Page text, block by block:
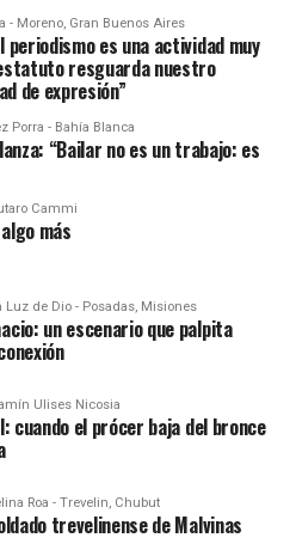
- Moreno, Gran Buenos Aires
periodismo es una actividad muy
resguarda nuestro
de expresión”
Porra - Bahía Blanca
“Bailar no es un trabajo: es
Cammi
más
Luz de Dio - Posadas, Misiones
un escenario que palpita
Ulises Nicosia
cuando el prócer baja del bronce
Roa - Trevelin, Chubut
trevelinense de Malvinas